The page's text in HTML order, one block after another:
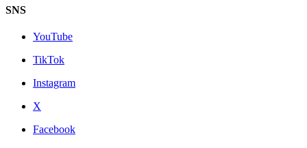
SNS
YouTube
TikTok
Instagram
X
Facebook